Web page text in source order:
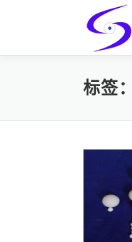
标签：